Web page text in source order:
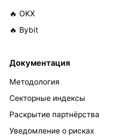
🔥 OKX
🔥 Bybit
Документация
Методология
Секторные индексы
Раскрытие партнёрства
Уведомление о рисках